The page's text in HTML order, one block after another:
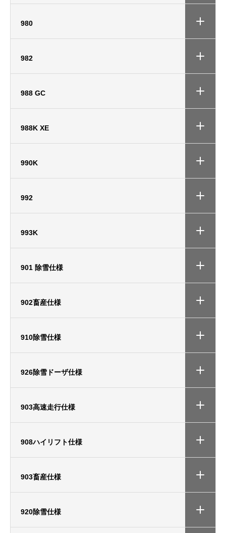
980
982
988 GC
988K XE
990K
992
993K
901 除雪仕様
902畜産仕様
910除雪仕様
926除雪ドーザ仕様
903高速走行仕様
908ハイリフト仕様
903畜産仕様
920除雪仕様